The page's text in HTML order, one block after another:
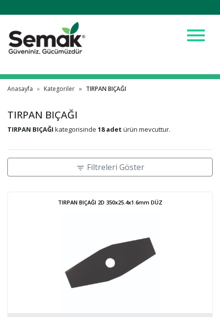
menu
Anasayfa Kategoriler TIRPAN BIÇAĞI
TIRPAN BIÇAĞI
TIRPAN BIÇAĞI kategorisinde 18 adet ürün mevcuttur.
filter_list Filtreleri Göster
TIRPAN BIÇAĞI 2D 350x25.4x1.6mm DÜZ